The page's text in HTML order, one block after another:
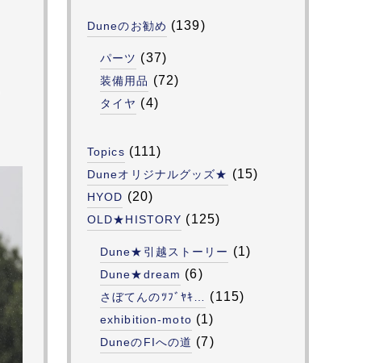
Duneのお勧め (139)
パーツ (37)
装備用品 (72)
タイヤ (4)
Topics (111)
Duneオリジナルグッズ★ (15)
HYOD (20)
OLD★HISTORY (125)
Dune★引越ストーリー (1)
Dune★dream (6)
さぼてんのﾂﾌﾞﾔｷ… (115)
exhibition-moto (1)
DuneのFIへの道 (7)